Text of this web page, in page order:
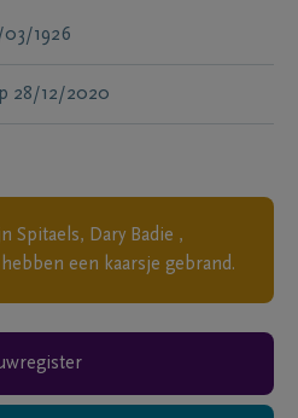
03/1926
28/12/2020
Spitaels, Dary Badie ,
hebben een kaarsje gebrand.